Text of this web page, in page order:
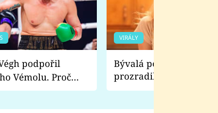
Vémolu. Proč
zápasit s ním než
VIRÁLY
Bývalá pornoherečka
prozradila, co ji
natáčení Euforie.